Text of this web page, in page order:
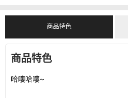
商品特色
商品特色
哈嘍哈嘍~